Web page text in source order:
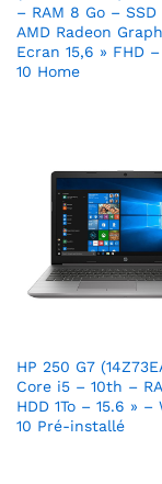
– RAM 8 Go –
AMD Radeon
Ecran 15,6 » FHD
10 Home
HP 250 G7
Core i5 – 10th –
HDD 1To – 15.6 »
10 Pré-installé